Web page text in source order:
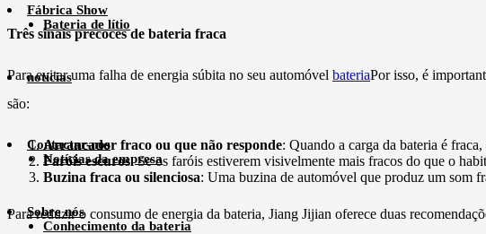
Bateria de lítio
Fábrica Show
notícias
Notícias da empresa
Conhecimento da bateria
Contactar-nos
Sobre nós
Três sinais precoces de bateria fraca
Para evitar uma falha de energia súbita no seu automóvel bateriaPor isso, é
são:
Arrancador fraco ou que não responde: Quando a carga da bateria é
Faróis escuros: Se os faróis estiverem visivelmente mais fracos do que o
Buzina fraca ou silenciosa: Uma buzina de automóvel que produz um som
Para reduzir o consumo de energia da bateria, Jiang Jijian oferece duas